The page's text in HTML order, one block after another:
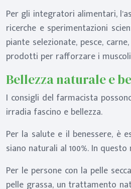
Per gli integratori alimentari,
ricerche e sperimentazioni
piante selezionate, pesce,
prodotti per rafforzare i
Bellezza naturale e
I consigli del farmacista
irradia fascino e bellezza.
Per la salute e il benessere, è
siano naturali al 100%. In
Per le persone con la pelle
pelle grassa, un trattamento